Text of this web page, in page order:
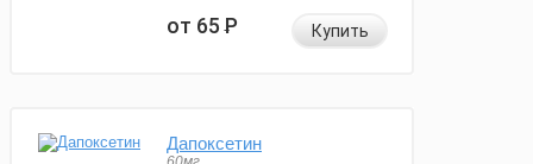
от 65Р Купить
Дапоксетин